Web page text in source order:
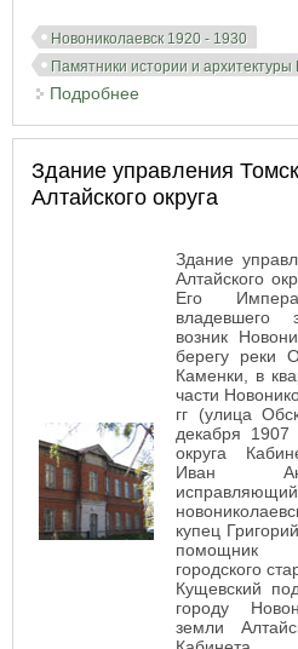
Новониколаевск 1920 - 1930
Памятники истории и архитектуры
Подробнее
Здание управления
Алтайского округа
Здание
Алтайского
Его
владевшего
возник
берегу реки
Каменки, в
части
гг (улица
декабря 1907
округа
Иван
купец
помощник
городского
Кущевский
городу
земли